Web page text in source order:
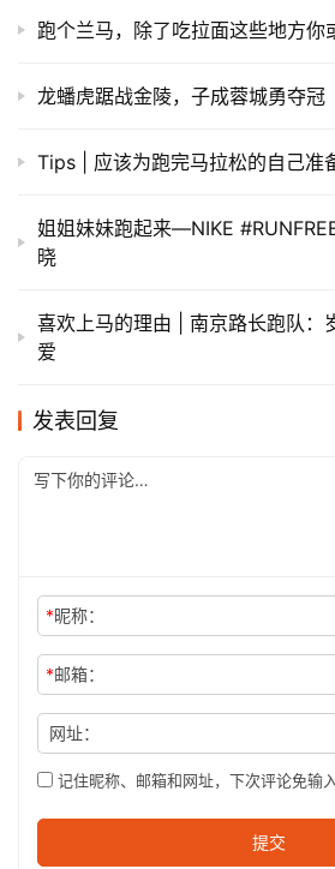
跑个兰马，除了吃拉面这些地方你
龙蟠虎踞战金陵，子成蓉城勇夺冠
Tips | 应该为跑完马拉松的自己准
姐姐妹妹跑起来—NIKE
晓
喜欢上马的理由 | 南京路长跑队：
爱
发表回复
*昵称：
*邮箱：
网址：
记住昵称、邮箱和网址，下次评论免输入
提交